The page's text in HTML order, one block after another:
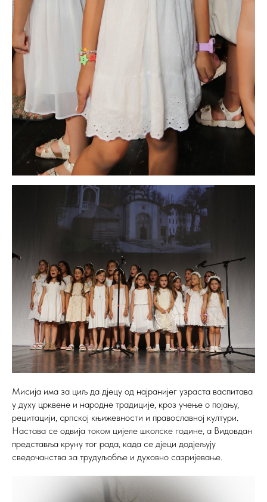
Мисија има за циљ да дјецу од најранијег узраста васпитава
у духу црквене и народне традиције, кроз учење о појању,
рецитацији, српској књижевности и православној култури.
Настава се одвија током цијеле школске године, а Видовдан
представља круну тог рада, када се дјеци додјељују
сведочанства за трудуљобље и духовно сазријевање.